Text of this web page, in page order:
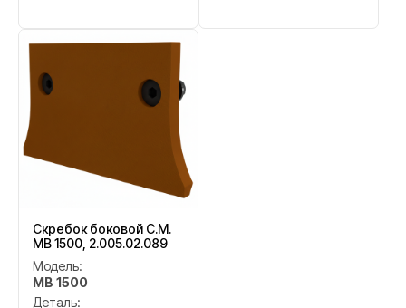
Скребок боковой C.M.
MB 1500, 2.005.02.089
Модель:
MB 1500
Деталь: